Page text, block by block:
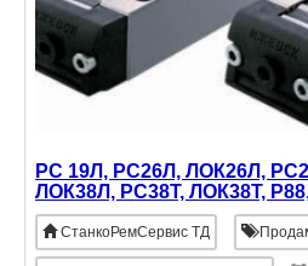
РС 19Л, РС26Л, ЛОК26Л,
ЛОК38Л, РС38Т, ЛОК38Т,
СтанкоРемСервис ТД